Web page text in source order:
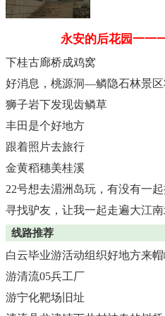
永安的后花园一一
下桂古廊桥成鸡窝
好消息，桃源洞—鳞隐石林景区
狮子岩下发现齿鳞草
丰田是个好地方
跟着照片去旅行
金黄稻穗美桂溪
22号想去湄洲岛玩，有没有一
寻找驴友，让我一起走遍大江南
线路推荐
白云毕业游活动组织好地方来
游清流05兵工厂
游宁化靶场旧址